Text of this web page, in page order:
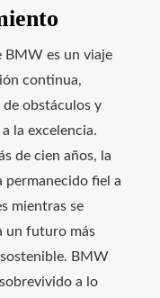
BMW es un viaje
continua,
obstáculos y
la excelencia.
de cien años, la
permanecido fiel a
mientras se
un futuro más
BMW
a lo